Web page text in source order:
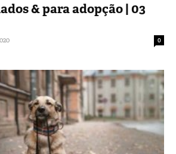
& para adopção | 03
0